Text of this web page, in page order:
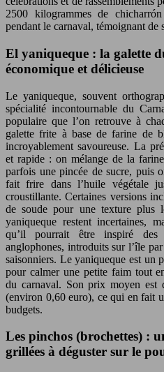
2500 kilogrammes de
pendant le carnaval, témoignant de
El yaniqueque : la galette
économique et délicieuse
Le yaniqueque, souvent
spécialité incontournable du
populaire que l’on retrouve à
galette frite à base de farine de
incroyablement savoureuse. La
et rapide : on mélange de la
parfois une pincée de sucre, puis
fait frire dans l’huile végétale
croustillante. Certaines versions
de soude pour une texture plus
yaniqueque restent incertaines,
qu’il pourrait être inspiré des
anglophones, introduits sur l’île
saisonniers. Le yaniqueque est un
pour calmer une petite faim tout
du carnaval. Son prix moyen est
(environ 0,60 euro), ce qui en fait
budgets.
Les pinchos (brochettes) :
grillées à déguster sur le